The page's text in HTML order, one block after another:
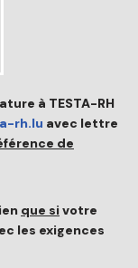
à TESTA-RH
rh.lu avec lettre
de
que sivotre
les exigences